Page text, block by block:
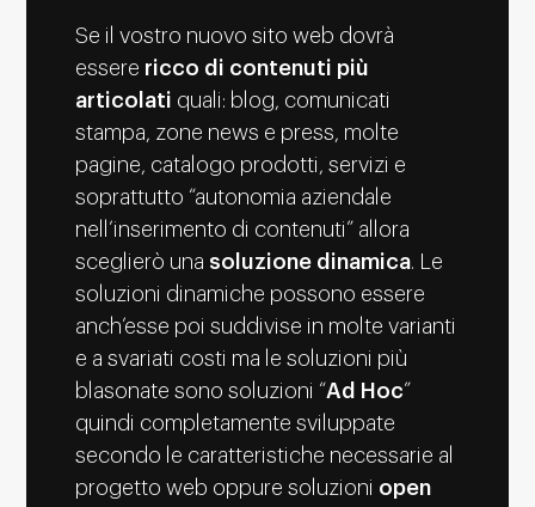
Se il vostro nuovo sito web dovrà
essere ricco di contenuti più
articolati quali: blog, comunicati
stampa, zone news e press, molte
pagine, catalogo prodotti, servizi e
soprattutto “autonomia aziendale
nell’inserimento di contenuti” allora
sceglierò una soluzione dinamica. Le
soluzioni dinamiche possono essere
anch’esse poi suddivise in molte varianti
e a svariati costi ma le soluzioni più
blasonate sono soluzioni “Ad Hoc”
quindi completamente sviluppate
secondo le caratteristiche necessarie al
progetto web oppure soluzioni open